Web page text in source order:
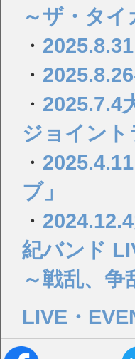
～ザ・タ
・
・
・ 2025.7.4
ジョイント
・
ブ」
・
紀バンド
～戦乱、
LIVE・